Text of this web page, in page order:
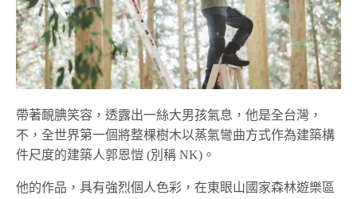
帶著靦腆笑容，透露出一絲大男孩氣息，他是全台灣，
不，全世界第一個將整棵樹木以蒸氣彎曲方式作為建築構
件尺度的建築人郭恩愷 (別稱 NK)。
他的作品，具有強烈個人色彩，在東眼山國家森林遊樂區